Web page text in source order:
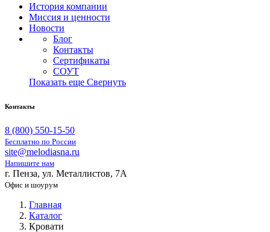
История компании
Миссия и ценности
Новости
Блог
Контакты
Сертификаты
СОУТ
Показать еще Свернуть
Контакты
8 (800) 550-15-50
Бесплатно по России
site@melodiasna.ru
Напишите нам
г. Пенза, ул. Металлистов, 7А
Офис и шоурум
Главная
Каталог
Кровати